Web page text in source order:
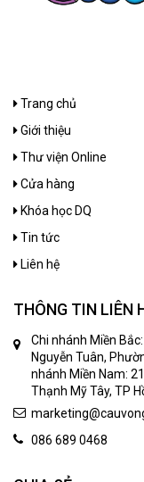
Trang chủ
Giới thiệu
Thư viện Online
Cửa hàng
Khóa học DQ
Tin tức
Liên hệ
THÔNG TIN LIÊN
Chi nhánh Miền
Nguyễn Tuân,
nhánh Miền Nam:
Thạnh Mỹ Tây, TP
086 689 0468